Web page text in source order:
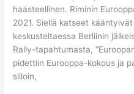
haasteellinen. Riminin
2021. Siellä katseet
keskusteltaessa Berliinin
Rally-tapahtumasta,
pidettiin Eurooppa-kokous ja
silloin,